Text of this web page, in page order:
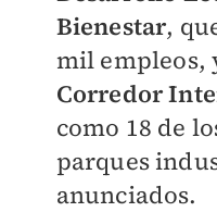
Bienestar,
mil empleos,
Corredor
como 18 de
parques
anunciados.